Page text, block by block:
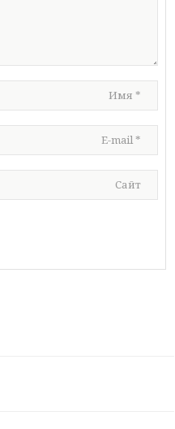
Имя*
E-mail*
Сайт